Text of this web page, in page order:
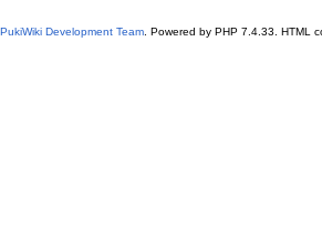
PukiWiki Development Team. Powered by PHP 7.4.33. HTML